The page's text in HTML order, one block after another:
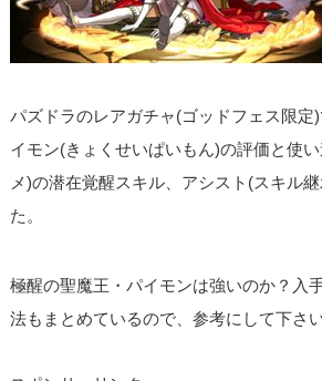
パズドラのレアガチャ(ゴッドフェス限定
イモン(きょくせいぱいもん)の評価と使
メ)の潜在覚醒スキル、アシスト(スキル
た。
極醒の聖魔王・パイモンは強いのか？入
法もまとめているので、参考にして下さい